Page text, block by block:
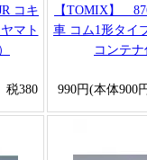
コキ
マト
税380
【TOMIX】
車 コム1形タイ
コンテナ
990円(本体900